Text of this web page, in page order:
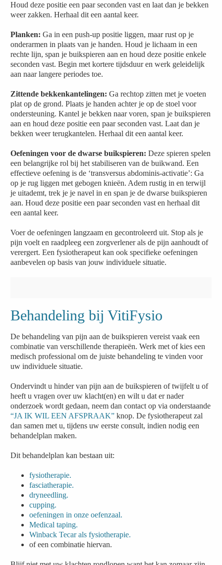
Houd deze positie een paar seconden vast en laat dan je bekken
weer zakken. Herhaal dit een aantal keer.
Planken: Ga in een push-up positie liggen, maar rust op je
onderarmen in plaats van je handen. Houd je lichaam in een
rechte lijn, span je buikspieren aan en houd deze positie enkele
seconden vast. Begin met kortere tijdsduur en werk geleidelijk
aan naar langere periodes toe.
Zittende bekkenkantelingen: Ga rechtop zitten met je voeten
plat op de grond. Plaats je handen achter je op de stoel voor
ondersteuning. Kantel je bekken naar voren, span je buikspieren
aan en houd deze positie een paar seconden vast. Laat dan je
bekken weer terugkantelen. Herhaal dit een aantal keer.
Oefeningen voor de dwarse buikspieren: Deze spieren spelen
een belangrijke rol bij het stabiliseren van de buikwand. Een
effectieve oefening is de ‘transversus abdominis-activatie’: Ga
op je rug liggen met gebogen knieën. Adem rustig in en terwijl
je uitademt, trek je je navel in en span je de dwarse buikspieren
aan. Houd deze positie een paar seconden vast en herhaal dit
een aantal keer.
Voer de oefeningen langzaam en gecontroleerd uit. Stop als je
pijn voelt en raadpleeg een zorgverlener als de pijn aanhoudt of
verergert. Een fysiotherapeut kan ook specifieke oefeningen
aanbevelen op basis van jouw individuele situatie.
Behandeling bij VitiFysio
De behandeling van pijn aan de buikspieren vereist vaak een
combinatie van verschillende therapieën. Werk met of kies een
medisch professional om de juiste behandeling te vinden voor
uw individuele situatie.
Ondervindt u hinder van pijn aan de buikspieren of twijfelt u of
heeft u vragen over uw klacht(en) en wilt u dat er nader
onderzoek wordt gedaan, neem dan contact op via onderstaande
“JA IK WIL EEN AFSPRAAK” knop. De fysiotherapeut zal
dan samen met u, tijdens uw eerste consult, indien nodig een
behandelplan maken.
Dit behandelplan kan bestaan uit:
fysiotherapie.
fasciatherapie.
dryneedling.
cupping.
oefeningen in onze oefenzaal.
Medical taping.
Winback Tecar als fysiotherapie.
of een combinatie hiervan.